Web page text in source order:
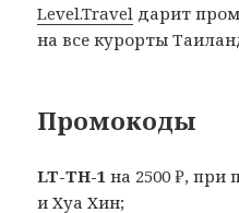
Level.Travel дарит
на все курорты
Промокоды
LT-TH-1 на 2500 ₽, при
и Хуа Хин;